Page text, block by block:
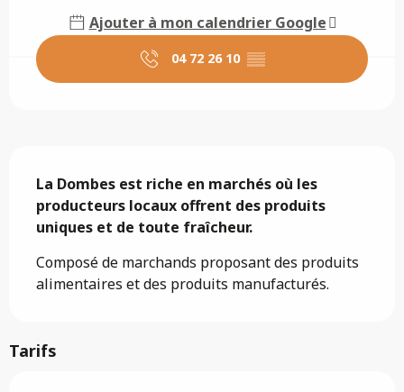
Ajouter à mon calendrier Google
04 72 26 10 ▒▒
La Dombes est riche en marchés où les
producteurs locaux offrent des produits
uniques et de toute fraîcheur.
Composé de marchands proposant des produits
alimentaires et des produits manufacturés.
Tarifs